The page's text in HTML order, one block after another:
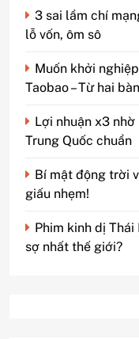
3 sai lầm chí
lỗ vốn, ôm sô
Muốn khởi
Taobao – Từ hai
Lợi nhuận x3
Trung Quốc chuẩn
Bí mật động trời
giấu nhẹm!
Phim kinh dị Thái
sợ nhất thế giới?